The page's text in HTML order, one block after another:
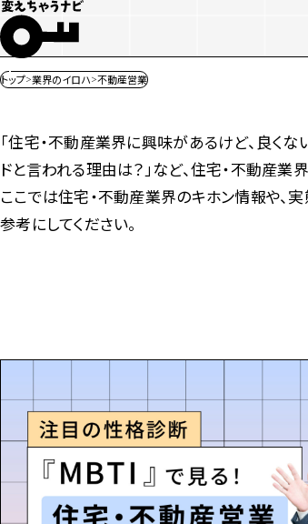
トップ 業界のイロハ 不動産営業
「住宅・不動産業界に興味があるけど、良くな
ドと言われる理由は？」など、住宅・不動産
ここでは住宅・不動産業界のキホン情報や、
参考にしてください。